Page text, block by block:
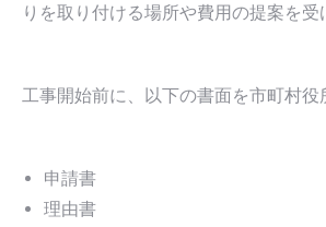
りを取り付ける場所や費用の提案を受
工事開始前に、以下の書面を市町村役
申請書
理由書